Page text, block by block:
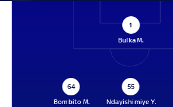
1
Bulka M.
64
Bombito M.
55
Ndayishimiye Y.